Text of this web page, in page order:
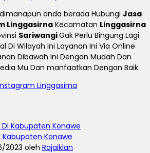
anda berada Hubungi Jasa
LinggasirnaKecamatan Linggasirna
SariwangiGak Perlu Bingung Lagi
Di Wilayah Ini Layanan Ini Via Online
Dibawah Ini Dengan Mudah Dan
Mu Dan manfaatkan Dengan Baik.
Linggasirna
Konawe
2023 oleh Rajaiklan